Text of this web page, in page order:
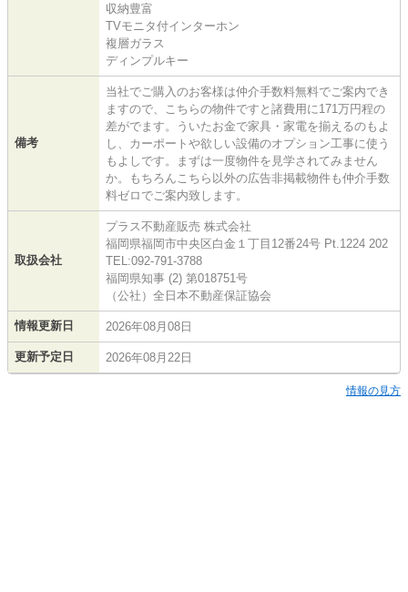
収納豊富
TVモニタ付インターホン
複層ガラス
ディンプルキー
備考
当社でご購入のお客様は仲介手数料無料でご案内でき
ますので、こちらの物件ですと諸費用に171万円程の
差がでます。ういたお金で家具・家電を揃えるのもよ
し、カーポートや欲しい設備のオプション工事に使う
もよしです。まずは一度物件を見学されてみません
か。もちろんこちら以外の広告非掲載物件も仲介手数
料ゼロでご案内致します。
取扱会社
プラス不動産販売 株式会社
福岡県福岡市中央区白金１丁目12番24号 Pt.1224 202
TEL:092-791-3788
福岡県知事 (2) 第018751号
（公社）全日本不動産保証協会
情報更新日 2026年08月08日
更新予定日 2026年08月22日
情報の見方